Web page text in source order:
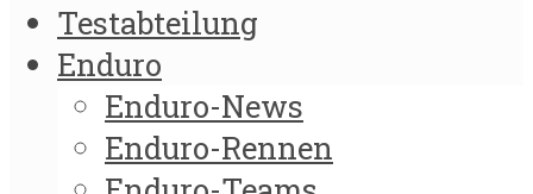
Testabteilung
Enduro
Enduro-News
Enduro-Rennen